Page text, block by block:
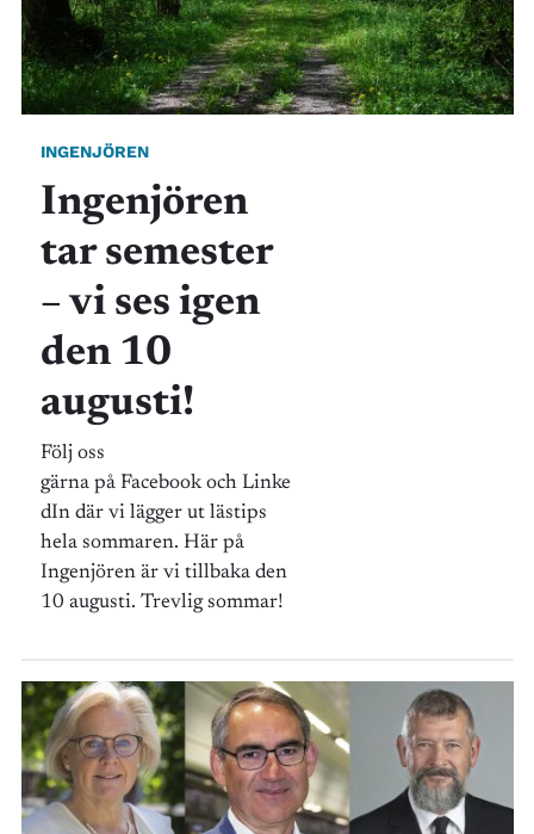
INGENJÖREN
Ingenjören
tar semester
– vi ses igen
den 10
augusti!
Följ oss
gärna på Facebook och Linke
dIn där vi lägger ut lästips
hela sommaren. Här på
Ingenjören är vi tillbaka den
10 augusti. Trevlig sommar!